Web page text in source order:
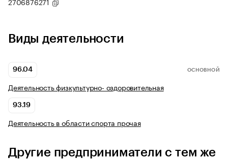
Виды деятельности
96.04 ОСНОВНОЙ
Деятельность физкультурно- оздоровительная
93.19
Деятельность в области спорта прочая
Другие предприниматели с тем же